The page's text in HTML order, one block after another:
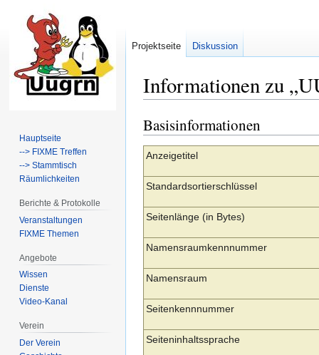
Informationen zu
Zur
Navigation
springen
Zur
Suche
springen
Basisinformationen
Anzeigetitel
Standardsortierschlüssel
Seitenlänge (in Bytes)
Namensraumkennnummer
Namensraum
Seitenkennnummer
Seiteninhaltssprache
Projektseite Diskussion
Hauptseite
--> FIXME Treffen
--> Stammtisch
Räumlichkeiten
Berichte & Protokolle
Veranstaltungen
FIXME Themen
Angebote
Wissen
Dienste
Video-Kanal
Verein
Der Verein